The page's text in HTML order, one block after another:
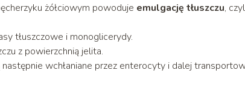
żółciowym powoduje emulgację tłuszczu,
tłuszczowe i monoglicerydy.
z powierzchnią jelita.
następnie wchłaniane przez enterocyty i dalej